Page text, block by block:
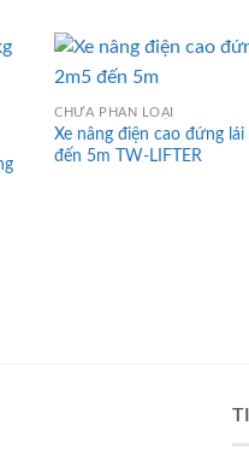
CHƯA PHÂN LOẠI
Xe nâng điện cao đứng
đến 5m TW-LIFTER